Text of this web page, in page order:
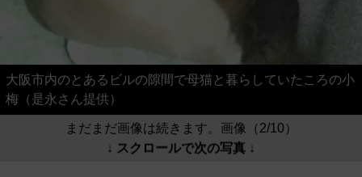
大阪市内のとあるビルの隙間で母猫と暮らしていたころの小
梅（是永さん提供）
まだまだ画像は続きます。画像（2/10）
↓ スクロールで次の写真 ↓